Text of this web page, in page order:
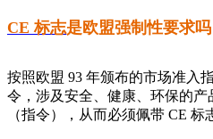
CE 标志是欧盟强制性要求吗
按照欧盟 93 年颁布的市场准入
令，涉及安全、健康、环保的
（指令），从而必须佩带 CE 标